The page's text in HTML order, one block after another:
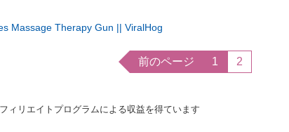
Massage Therapy Gun || ViralHog
前のページ 1 2
ィリエイトプログラムによる収益を得ています